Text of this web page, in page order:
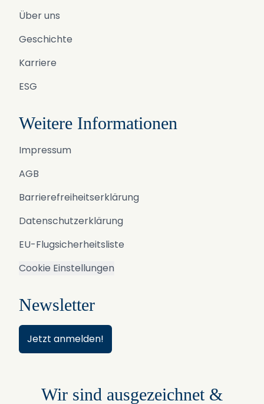
Über uns
Geschichte
Karriere
ESG
Weitere Informationen
Impressum
AGB
Barrierefreiheitserklärung
Datenschutzerklärung
EU-Flugsicherheitsliste
Cookie Einstellungen
Newsletter
Jetzt anmelden!
Wir sind ausgezeichnet &